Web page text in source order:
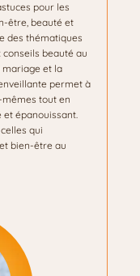
pour les
être, beauté et
des thématiques
beauté au
mariage et la
permet à
tout en
épanouissant.
qui
bien-être au